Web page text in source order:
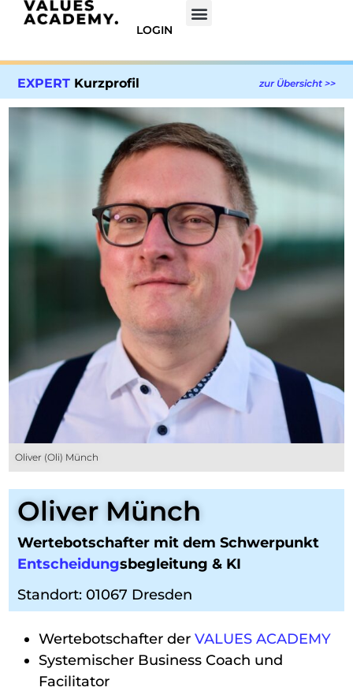
LOGIN
EXPERT Kurzprofil zur Übersicht >>
Oliver (Oli) Münch
Oliver Münch
Wertebotschafter mit dem Schwerpunkt
Entscheidungsbegleitung & KI
Standort: 01067 Dresden
Wertebotschafter der VALUES ACADEMY
Systemischer Business Coach und
Facilitator